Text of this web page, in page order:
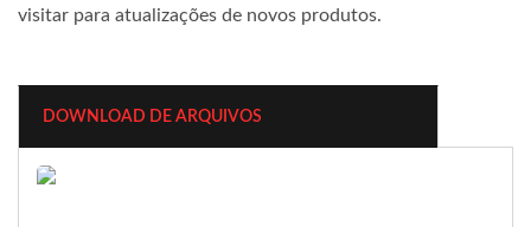
visitar para atualizações de novos produtos.
DOWNLOAD DE ARQUIVOS